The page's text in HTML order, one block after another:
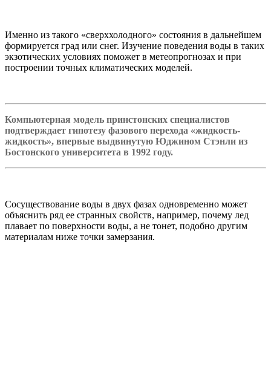
Именно из такого «сверххолодного» состояния в дальнейшем
формируется град или снег. Изучение поведения воды в таких
экзотических условиях поможет в метеопрогнозах и при
построении точных климатических моделей.
Компьютерная модель принстонских специалистов
подтверждает гипотезу фазового перехода «жидкость-
жидкость», впервые выдвинутую Юджином Стэнли из
Бостонского университета в 1992 году.
Сосуществование воды в двух фазах одновременно может
объяснить ряд ее странных свойств, например, почему лед
плавает по поверхности воды, а не тонет, подобно другим
материалам ниже точки замерзания.